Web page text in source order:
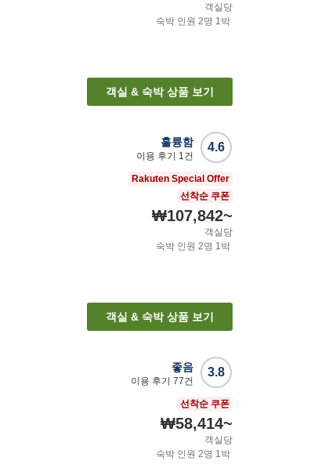
객실당
숙박 인원 2명 1 박
객실 & 숙박 상품 보기
4.6
훌륭함
이용 후기 1 건
Rakuten Special Offer
선착순 쿠폰
₩107,842~
객실당
숙박 인원 2명 1 박
객실 & 숙박 상품 보기
3.8
좋음
이용 후기 77건
선착순 쿠폰
₩58,414~
객실당
숙박 인원 2명 1 박